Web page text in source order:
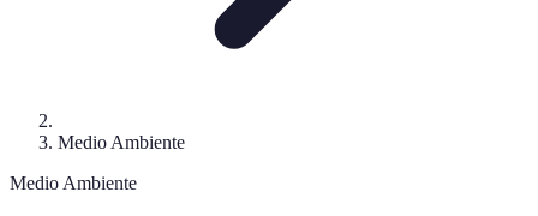
Medio Ambiente
Medio Ambiente